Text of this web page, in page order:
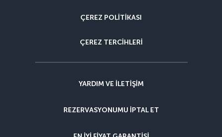
ÇEREZ POLITIKASI
ÇEREZ TERCIHLERI
YARDIM VE ILETIŞIM
REZERVASYONUMU IPTAL ET